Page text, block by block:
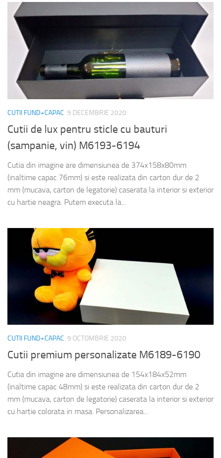
CUTII FUND+CAPAC 9 DECEMBRIE 2020
Cutii de lux pentru sticle cu bauturi
(sampanie, vin) M6193-6194
Cutia din imagine are dimensiunea de 374x158x80mm
(inaltime capac 76mm) si este realizata din carton dur de 2
mm (mucava, carton de legatorie) caserata la interior si exterior
cu hartie neagra. Putem executa la...
CUTII FUND+CAPAC 9 OCTOMBRIE 2020
Cutii premium personalizate M6189-6190
Cutia din imagine are dimensiunea de 154x184x52mm
(inaltime capac 48mm) si este realizata din carton dur de 2
mm (mucava, carton de legatorie) caserata la interior si exterior
cu hartie colorata in masa. Personalizarea...